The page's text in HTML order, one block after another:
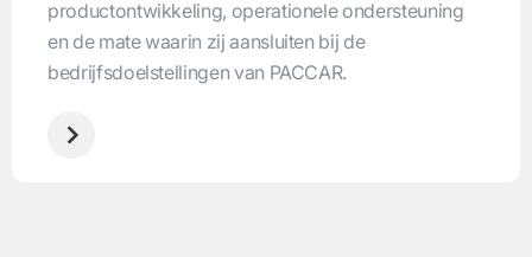
productontwikkeling, operationele ondersteuning
en de mate waarin zij aansluiten bij de
bedrijfsdoelstellingen van PACCAR.